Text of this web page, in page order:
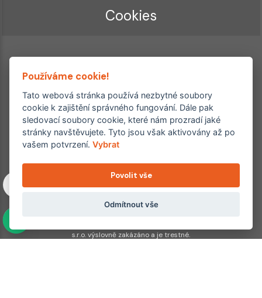
Cookies
Ordinace roku
Rehabilitační ordinace
2. místo – 2017/2019
Copyright © 2011–2026 FYZIOklinika s.r.o.
Machkova 1642/2, Praha 4, Jižní Město – Chodov
Všechna práva vyhrazena. Jakékoliv užití obsahu či jeho částí
s.r.o. výslovně zakázáno a je trestné.
Používáme cookie!
Tato webová stránka používá nezbytné soubory
cookie k zajištění správného fungování. Dále pak
sledovací soubory cookie, které nám prozradí jaké
stránky navštěvujete. Tyto jsou však aktivovány až po
vašem potvrzení.Vybrat
Povolit vše
Odmítnout vše